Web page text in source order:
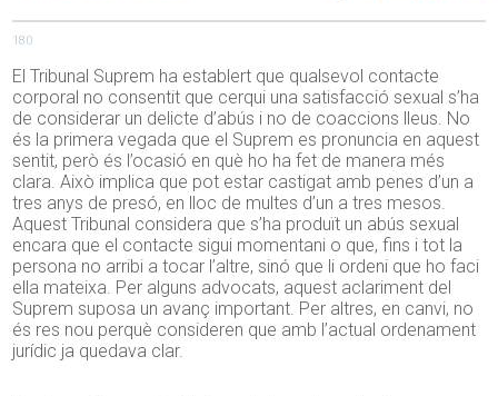
180
El Tribunal Suprem ha establert que qualsevol contacte
corporal no consentit que cerqui una satisfacció sexual s’ha
de considerar un delicte d’abús i no de coaccions lleus. No
és la primera vegada que el Suprem es pronuncia en aquest
sentit, però és l’ocasió en què ho ha fet de manera més
clara. Això implica que pot estar castigat amb penes d’un a
tres anys de presó, en lloc de multes d’un a tres mesos.
Aquest Tribunal considera que s’ha produït un abús sexual
encara que el contacte sigui momentani o que, fins i tot la
persona no arribi a tocar l’altre, sinó que li ordeni que ho faci
ella mateixa. Per alguns advocats, aquest aclariment del
Suprem suposa un avanç important. Per altres, en canvi, no
és res nou perquè consideren que amb l’actual ordenament
jurídic ja quedava clar.